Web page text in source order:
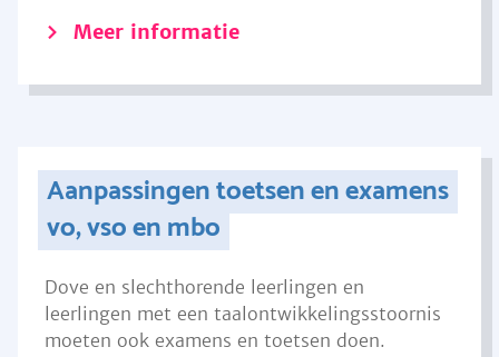
Meer informatie
Aanpassingen toetsen en examens
vo, vso en mbo
Dove en slechthorende leerlingen en
leerlingen met een taalontwikkelingsstoornis
moeten ook examens en toetsen doen.